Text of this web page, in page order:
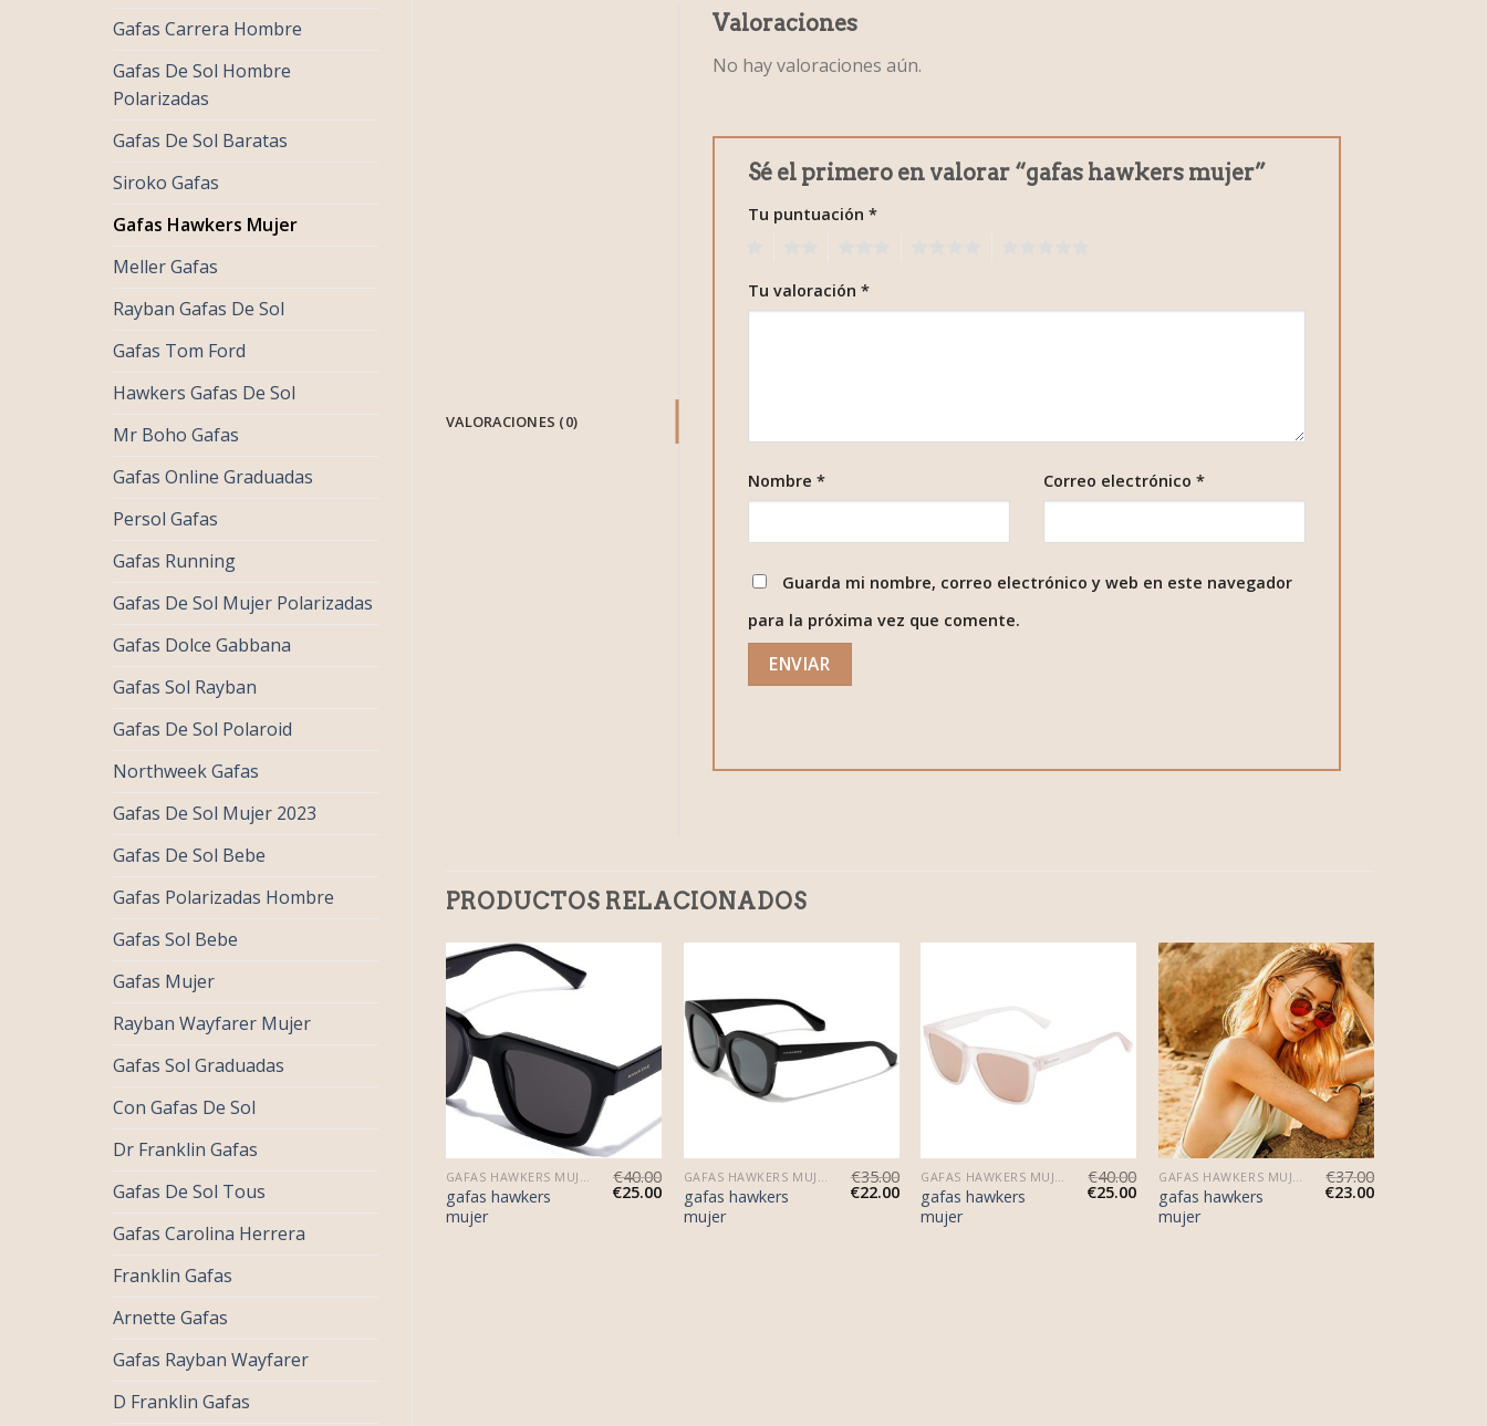
Gafas Carrera Hombre
Gafas De Sol Hombre
Polarizadas
Gafas De Sol Baratas
Siroko Gafas
Gafas Hawkers Mujer
Meller Gafas
Rayban Gafas De Sol
Gafas Tom Ford
Hawkers Gafas De Sol
Mr Boho Gafas
Gafas Online Graduadas
Persol Gafas
Gafas Running
Gafas De Sol Mujer Polarizadas
Gafas Dolce Gabbana
Gafas Sol Rayban
Gafas De Sol Polaroid
Northweek Gafas
Gafas De Sol Mujer 2023
Gafas De Sol Bebe
Gafas Polarizadas Hombre
Gafas Sol Bebe
Gafas Mujer
Rayban Wayfarer Mujer
Gafas Sol Graduadas
Con Gafas De Sol
Dr Franklin Gafas
Gafas De Sol Tous
Gafas Carolina Herrera
Franklin Gafas
Arnette Gafas
Gafas Rayban Wayfarer
D Franklin Gafas
VALORACIONES (0)
Valoraciones
No hay valoraciones aún.
Sé el primero en valorar “gafas hawkers mujer”
Tu puntuación *
Tu valoración *
Nombre * Correo electrónico *
Guarda mi nombre, correo electrónico y web en este navegador
para la próxima vez que comente.
PRODUCTOS RELACIONADOS
GAFAS HAWKERS MUJER
gafas hawkers
mujer
€40.00
€25.00
GAFAS HAWKERS MUJER
gafas hawkers
mujer
€35.00
€22.00
GAFAS HAWKERS MUJER
gafas hawkers
mujer
€40.00
€25.00
GAFAS HAWKERS MUJER
gafas hawkers
mujer
€37.00
€23.00
€21.00
gafas hawkers